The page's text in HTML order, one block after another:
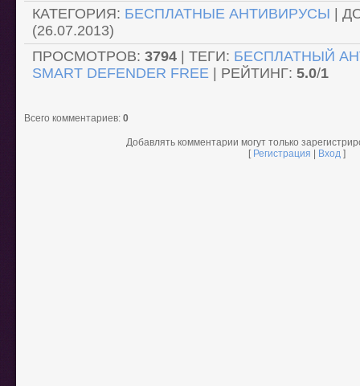
КАТЕГОРИЯ: БЕСПЛАТНЫЕ АНТИВИРУСЫ
(26.07.2013)
ПРОСМОТРОВ: 3794 ТЕГИ: БЕСПЛАТНЫЙ
SMART DEFENDER FREE
РЕЙТИНГ: 5.0/1
Всего комментариев: 0
Добавлять комментарии могут только
[ Регистрация Вход ]